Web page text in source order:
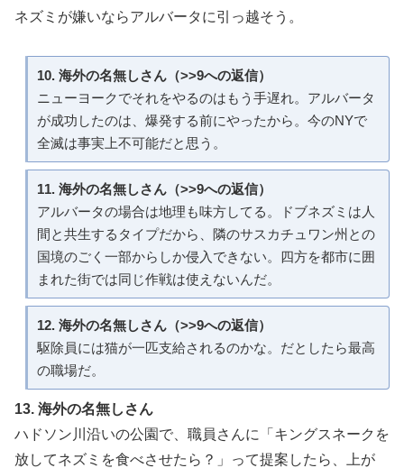
ネズミが嫌いならアルバータに引っ越そう。
10. 海外の名無しさん（>>9への返信）
ニューヨークでそれをやるのはもう手遅れ。アルバータ
が成功したのは、爆発する前にやったから。今のNYで
全滅は事実上不可能だと思う。
11. 海外の名無しさん（>>9への返信）
アルバータの場合は地理も味方してる。ドブネズミは人
間と共生するタイプだから、隣のサスカチュワン州との
国境のごく一部からしか侵入できない。四方を都市に囲
まれた街では同じ作戦は使えないんだ。
12. 海外の名無しさん（>>9への返信）
駆除員には猫が一匹支給されるのかな。だとしたら最高
の職場だ。
13. 海外の名無しさん
ハドソン川沿いの公園で、職員さんに「キングスネークを
放してネズミを食べさせたら？」って提案したら、上が